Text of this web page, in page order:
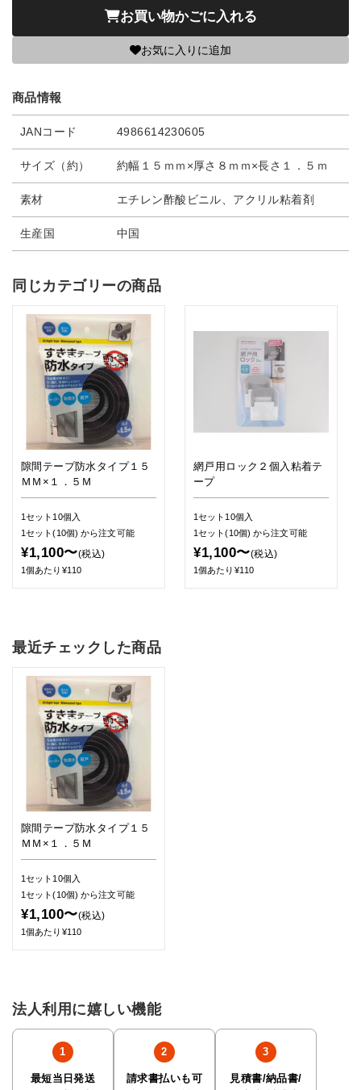
お買い物かごに入れる
お気に入りに追加
商品情報
JANコード 4986614230605
サイズ（約） 約幅１５ｍｍ×厚さ８ｍｍ×長さ１．５ｍ
素材 エチレン酢酸ビニル、アクリル粘着剤
生産国 中国
同じカテゴリーの商品
隙間テープ防水タイプ１５
ＭＭ×１．５Ｍ
1セット10個入
1セット(10個)から注文可能
¥1,100〜(税込)
1個あたり¥110
網戸用ロック２個入粘着テ
ープ
1セット10個入
1セット(10個)から注文可能
¥1,100〜(税込)
1個あたり¥110
最近チェックした商品
隙間テープ防水タイプ１５
ＭＭ×１．５Ｍ
1セット10個入
1セット(10個)から注文可能
¥1,100〜(税込)
1個あたり¥110
法人利用に嬉しい機能
最短当日発送 請求書払いも可 見積書/納品書/